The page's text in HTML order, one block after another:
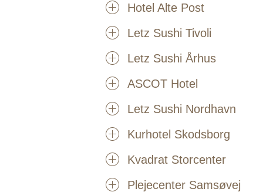
Hotel Alte Post
Letz Sushi Tivoli
Letz Sushi Århus
ASCOT Hotel
Letz Sushi Nordhavn
Kurhotel Skodsborg
Kvadrat Storcenter
Plejecenter Samsøvej